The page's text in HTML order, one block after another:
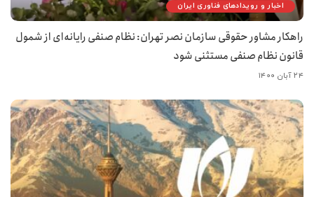
اخبار و رویدادهای فناوری ایران
راهکار مشاور حقوقی سازمان نصر تهران: نظام صنفی رایانه‌ای از شمول
قانون نظام صنفی مستثنی شود
۲۴ آبان ۱۴۰۰